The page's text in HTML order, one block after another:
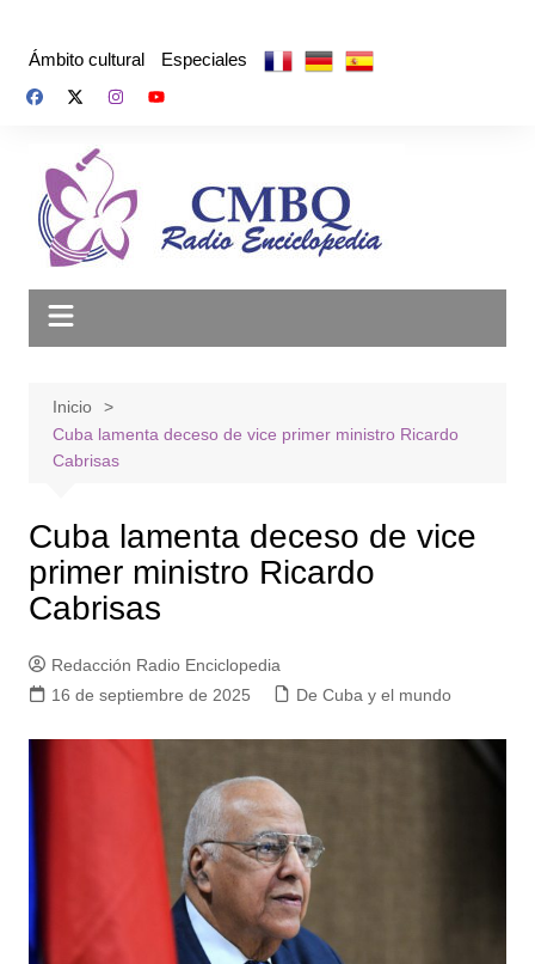
Ámbito cultural Especiales
Inicio
Cuba lamenta deceso de vice primer ministro Ricardo
Cabrisas
Cuba lamenta deceso de vice
primer ministro Ricardo
Cabrisas
Redacción Radio Enciclopedia
16 de septiembre de 2025
De Cuba y el mundo